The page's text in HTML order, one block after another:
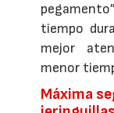
tiempo
mejor
menor
Máxima